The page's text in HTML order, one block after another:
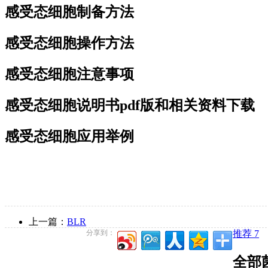
感受态细胞制备方法
感受态细胞操作方法
感受态细胞注意事项
感受态细胞说明书pdf版和相关资料下载
感受态细胞应用举例
上一篇： BLR
分享到： 推荐 7
全部